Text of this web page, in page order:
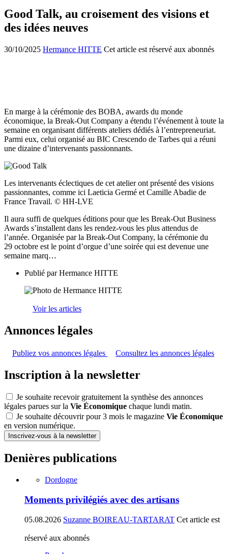
Good Talk, au croisement des visions et
des idées neuves
30/10/2025 Hermance HITTE Cet article est réservé aux abonnés
En marge à la cérémonie des BOBA, awards du monde
économique, la Break-Out Company a étendu l’événement à toute la
semaine en organisant différents ateliers dédiés à l’entrepreneuriat.
Parmi eux, celui organisé au BIC Crescendo de Tarbes qui a réuni
une dizaine d’intervenants passionnants.
Les intervenants éclectiques de cet atelier ont présenté des visions
passionnantes, comme ici Laeticia Germé et Camille Abadie de
France Travail. © HH-LVE
Il aura suffi de quelques éditions pour que les Break-Out Business
Awards s’installent dans les rendez-vous les plus attendus de
l’année. Organisée par la Break-Out Company, la cérémonie du
29 octobre est le point d’orgue d’une soirée qui est devenue une
semaine marq…
Publié parHermance HITTE
Voir les articles
Annonces légales
Publiez vos annonces légales Consultez les annonces légales
Inscription à la newsletter
Je souhaite recevoir gratuitement la synthèse des annonces
légales parues sur la Vie Économique chaque lundi matin.
Je souhaite découvrir pour 3 mois le magazine Vie Économique
en version numérique.
Inscrivez-vous à la newsletter
Denières publications
Dordogne
Moments privilégiés avec des artisans
05.08.2026 Suzanne BOIREAU-TARTARAT Cet article est
réservé aux abonnés